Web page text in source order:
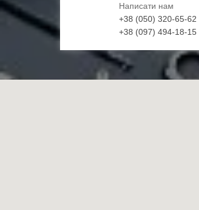
Написати нам
+38 (050) 320-65-62
+38 (097) 494-18-15